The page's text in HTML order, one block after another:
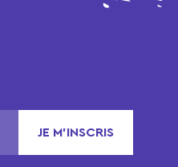
JE M’INSCRIS